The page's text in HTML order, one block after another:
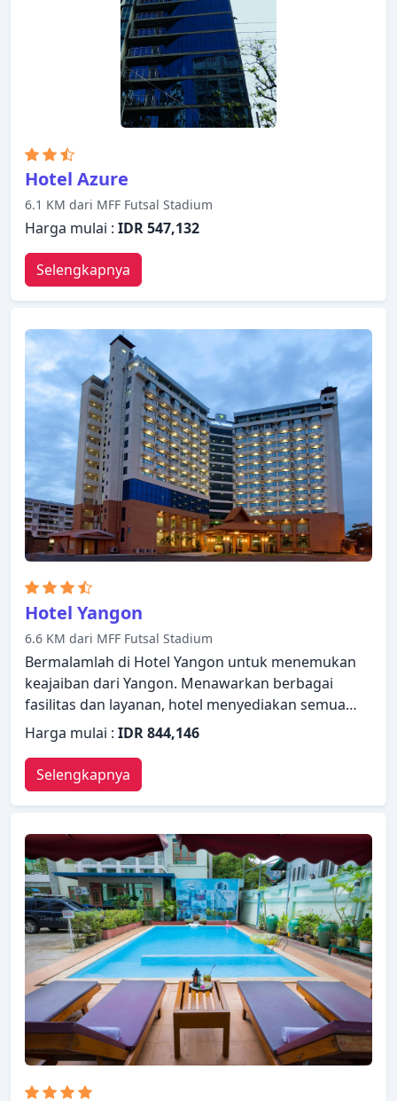
lapangan golf (sekitar 3 km), taman. Dengan
layanan handal dan staf profesional, Royal White
Elephant Hotel memenuhi kebutuhan Anda.
Hotel Azure
6.1 KM dari MFF Futsal Stadium
Harga mulai : IDR 547,132
Selengkapnya
Hotel Yangon
6.6 KM dari MFF Futsal Stadium
Bermalamlah di Hotel Yangon untuk menemukan
keajaiban dari Yangon. Menawarkan berbagai
fasilitas dan layanan, hotel menyediakan semua
yang Anda butuhkan untuk bermalam dengan
nyaman. Layanan kamar 24 jam, WiFi gratis di
semua kamar, satpam 24 jam, toko serbaguna,
layanan kebersihan harian dapat ditemukan di
hotel ini. Teh gratis, ruang penyimpanan pakaian,
handuk, sandal, kopi instan gratis dapat ditemukan
di beberapa kamar. Suasana tenang di hotel ini
meluas hingga fasilitas rekreasinya yang meliputi
pusat kebugaran, spa, pijat, taman. Kemudahan
dan kenyamanan membuat Hotel Yangon pilihan
yang sempurna sebagai tempat menginap Anda di
Yangon.
Harga mulai : IDR 844,146
Selengkapnya